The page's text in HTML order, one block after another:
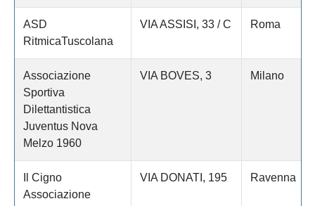
ASD
RitmicaTuscolana
VIA ASSISI, 33 / C Roma
Associazione
Sportiva
Dilettantistica
Juventus Nova
Melzo 1960
VIA BOVES, 3 Milano
Il Cigno
Associazione
VIA DONATI, 195 Ravenna